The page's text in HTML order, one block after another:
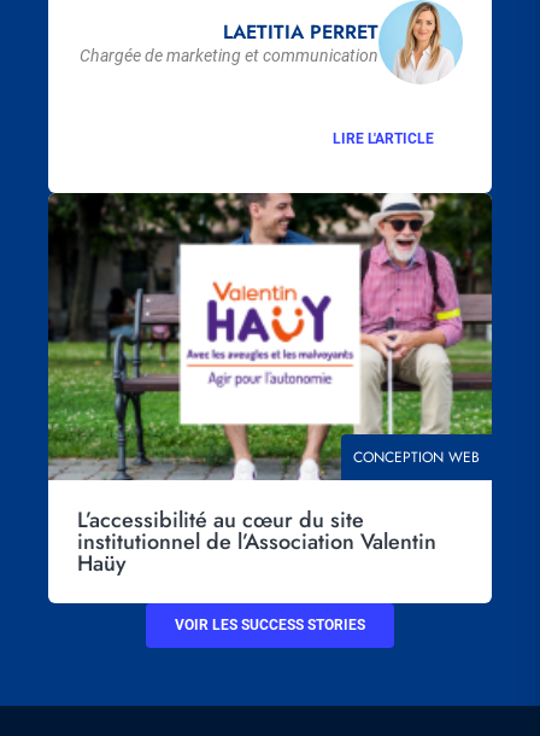
LAETITIA PERRET
Chargée de marketing et communication
LIRE L'ARTICLE
Visuel
principal
THÉMATIQUE
CONCEPTION WEB
L’accessibilité au cœur du site
institutionnel de l’Association Valentin
Haüy
VOIR LES SUCCESS STORIES